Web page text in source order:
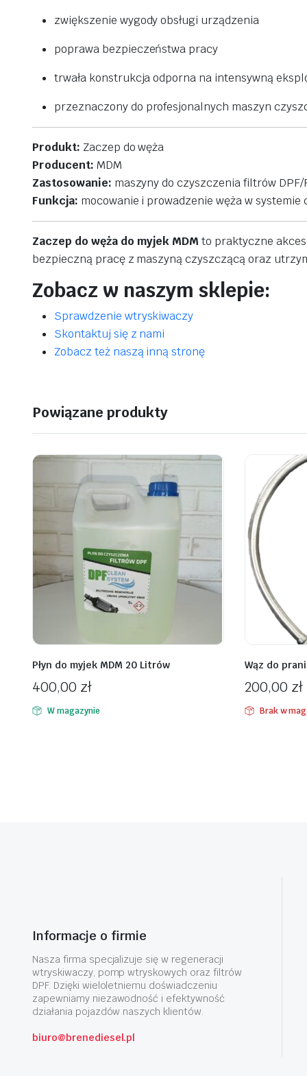
zwiększenie wygodyobsługi urządzenia
poprawa bezpieczeństwa pracy
trwała konstrukcjaodporna na intensywną
przeznaczonydo profesjonalnych maszyn
Produkt: Zaczep dowęża
Producent: MDM
Zastosowanie: maszynydoczyszczeniafiltrów DPF/
Funkcja: mocowanie i prowadzeniewężawsystemie
Zaczep do węża do myjek MDM to praktyczne
bezpieczną pracę zmaszynączyszczącą oraz
Zobacz w naszym sklepie:
Sprawdzenie wtryskiwaczy
Skontaktuj się z nami
Zobacz też naszą inną stronę
Powiązane produkty
Płyn do myjek MDM 20 Litrów
400,00 zł
W magazynie
Wąz do
200,00 zł
Brak w
Informacje o firmie
Nasza firma specjalizuje się w regeneracji
wtryskiwaczy, pomp wtryskowych oraz filtrów
DPF. Dzięki wieloletniemu doświadczeniu
zapewniamy niezawodność i efektywność
działania pojazdów naszych klientów.
biuro@brenediesel.pl